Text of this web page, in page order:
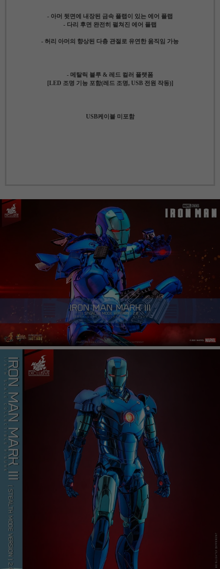
- 아머 뒷면에 내장된 금속 플랩이 있는 에어 플랩
- 다리 후면 완전히 펼쳐진 에어 플랩
- 허리 아머의 향상된 다층 관절로 유연한 움직임 가능
- 메탈릭 블루 & 레드 컬러 플랫폼
[LED 조명 기능 포함(레드 조명, USB 전원 작동)]
USB케이블 미포함